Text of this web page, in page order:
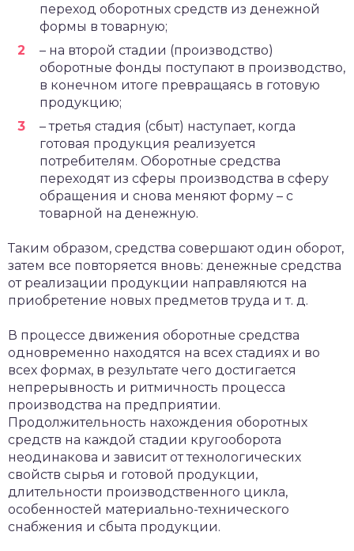
переход оборотных средств из денежной
формы в товарную;
– на второй стадии (производство)
оборотные фонды поступают в производство,
в конечном итоге превращаясь в готовую
продукцию;
– третья стадия (сбыт) наступает, когда
готовая продукция реализуется
потребителям. Оборотные средства
переходят из сферы производства в сферу
обращения и снова меняют форму – с
товарной на денежную.
Таким образом, средства совершают один оборот,
затем все повторяется вновь: денежные средства
от реализации продукции направляются на
приобретение новых предметов труда и т. д.
В процессе движения оборотные средства
одновременно находятся на всех стадиях и во
всех формах, в результате чего достигается
непрерывность и ритмичность процесса
производства на предприятии.
Продолжительность нахождения оборотных
средств на каждой стадии кругооборота
неодинакова и зависит от технологических
свойств сырья и готовой продукции,
длительности производственного цикла,
особенностей материально-технического
снабжения и сбыта продукции.